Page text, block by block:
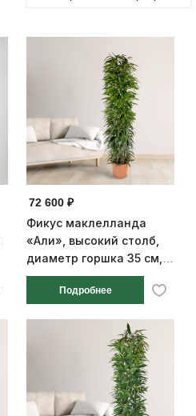
72 600 ₽
Фикус маклелланда
«Али», высокий столб,
диаметр горшка 35 см,
высота 200 см
Подробнее